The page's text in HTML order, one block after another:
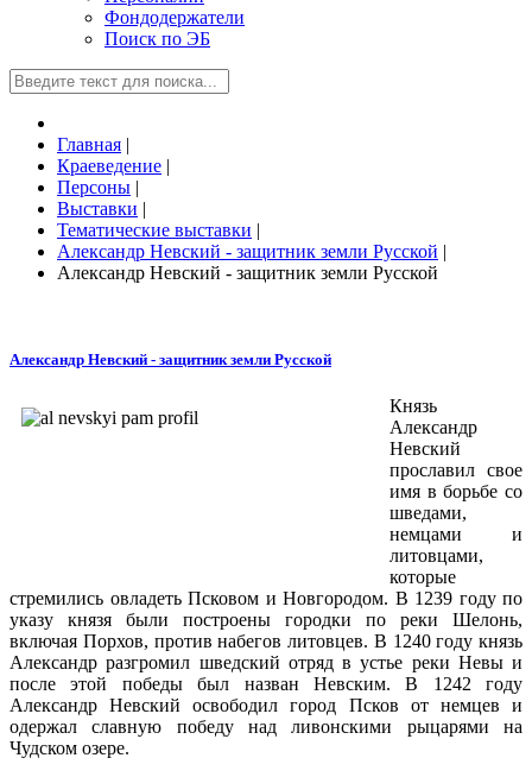
Фондодержатели
Поиск по ЭБ
Главная |
Краеведение |
Персоны |
Выставки |
Тематические выставки |
Александр Невский - защитник земли Русской |
Александр Невский - защитник земли Русской
Александр Невский - защитник земли Русской
Князь
Александр
Невский
прославил свое
имя в борьбе со
шведами,
немцами и
литовцами,
которые
стремились овладеть Псковом и Новгородом. В 1239 году по
указу князя были построены городки по реки Шелонь,
включая Порхов, против набегов литовцев. В 1240 году князь
Александр разгромил шведский отряд в устье реки Невы и
после этой победы был назван Невским. В 1242 году
Александр Невский освободил город Псков от немцев и
одержал славную победу над ливонскими рыцарями на
Чудском озере.